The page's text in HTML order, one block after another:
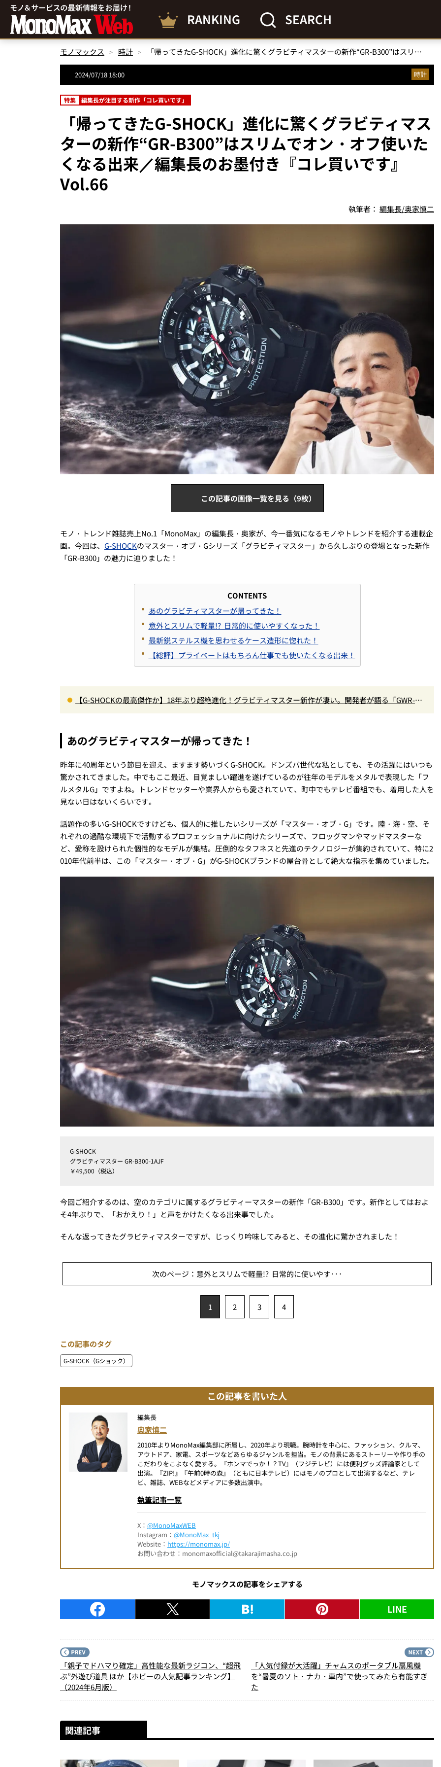
RANKING SEARCH
モノマックス 時計 「帰ってきたG-SHOCK」進化に驚くグラビティマスターの新作“GR-B300”はスリムでオン・オフ使いたくなる出来／編集長のお墨付き『コレ買いです』Vol.66
2024/07/18 18:00 時計
特集 編集長が注目する新作「コレ買いです」
「帰ってきたG-SHOCK」進化に驚くグラビティマス
ターの新作“GR-B300”はスリムでオン・オフ使いた
くなる出来／編集長のお墨付き『コレ買いです』
Vol.66
執筆者： 編集長/奥家慎二
この記事の画像一覧を見る（9枚）
モノ・トレンド雑誌売上No.1「MonoMax」の編集長・奥家が、今一番気になるモノやトレンドを紹介する連載企
画。今回は、 G-SHOCKのマスター・オブ・Gシリーズ「グラビティマスター」から久しぶりの登場となった新作
「GR-B300」の魅力に迫りました！
CONTENTS
あのグラビティマスターが帰ってきた！
意外とスリムで軽量!? 日常的に使いやすくなった！
最新鋭ステルス機を思わせるケース造形に惚れた！
【総評】プライベートはもちろん仕事でも使いたくなる出来！
【G-SHOCKの最高傑作か】18年ぶり超絶進化！グラビティマスター新作が凄い。開発者が語る「GWR-B3
あのグラビティマスターが帰ってきた！
昨年に40周年という節目を迎え、ますます勢いづくG-SHOCK。ドンズバ世代な私としても、その活躍にはいつも
驚かされてきました。中でもここ最近、目覚ましい躍進を遂げているのが往年のモデルをメタルで表現した「フ
ルメタルG」ですよね。トレンドセッターや業界人からも愛されていて、町中でもテレビ番組でも、着用した人を
見ない日はないくらいです。
話題作の多いG-SHOCKですけども、個人的に推したいシリーズが「マスター・オブ・G」です。陸・海・空、そ
れぞれの過酷な環境下で活動するプロフェッショナルに向けたシリーズで、フロッグマンやマッドマスターな
ど、愛称を設けられた個性的なモデルが集結。圧倒的なタフネスと先進のテクノロジーが集約されていて、特に2
010年代前半は、この「マスター・オブ・G」がG-SHOCKブランドの屋台骨として絶大な指示を集めていました。
G-SHOCK
グラビティマスター GR-B300-1AJF
￥49,500（税込）
今回ご紹介するのは、空のカテゴリに属するグラビティーマスターの新作「GR-B300」です。新作としてはおよ
そ4年ぶりで、「おかえり！」と声をかけたくなる出来事でした。
そんな返ってきたグラビティマスターですが、じっくり吟味してみると、その進化に驚かされました！
次のページ：意外とスリムで軽量!? 日常的に使いやす･･･
1 2 3 4
この記事のタグ
G-SHOCK（Gショック）
この記事を書いた人
編集長
奥家慎二
2010年よりMonoMax編集部に所属し、2020年より現職。腕時計を中心に、ファッション、クルマ、
アウトドア、家電、スポーツなどあらゆるジャンルを担当。モノの背景にあるストーリーや作り手の
こだわりをこよなく愛する。『ホンマでっか！？TV』（フジテレビ）には便利グッズ評論家として
出演。『ZIP!』『午前0時の森』（ともに日本テレビ）にはモノのプロとして出演するなど、テレ
ビ、雑誌、WEBなどメディアに多数出演中。
執筆記事一覧
X： @MonoMaxWEB
Instagram： @MonoMax_tkj
Website： https://monomax.jp/
お問い合わせ：monomaxofficial@takarajimasha.co.jp
モノマックスの記事をシェアする
LINE
「親子でドハマり確定」高性能な最新ラジコン、“超飛
ぶ”外遊び道具 ほか【ホビーの人気記事ランキング】
（2024年6月版）
「人気付録が大活躍」チャムスのポータブル扇風機
を“暑夏のソト・ナカ・車内”で使ってみたら有能すぎ
た
関連記事